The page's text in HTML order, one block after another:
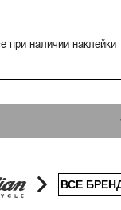
при наличии наклейки
ВСЕ